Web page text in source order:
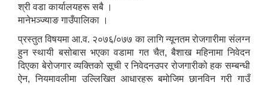
श्री वडा कार्यालयहरू सबै ।
मानेभञ्ज्याङ गाउँपालिका ।
प्रस्तुत विषयमा आ.व. २०७६/०७७ का लागि न्यूनतम रोजगारीमा संलग्न
हुन स्थायी बसोबास भएका वडामा गत चैत, बैशाख महिनामा निवेदन
दिएका बेरोजगार व्यक्तिको सूची र निवेदनउपर रोजगारीको हक सम्बन्धी
ऐन, नियमावलीमा उल्लिखित आधारहरू बमोजिम छानविन गरी गाउँ